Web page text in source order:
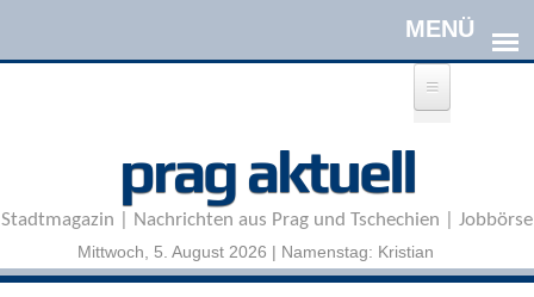
l
e
n
prag aktuell
Stadtmagazin | Nachrichten aus Prag und Tschechien | Jobbörse
Mittwoch, 5. August 2026 | Namenstag: Kristian